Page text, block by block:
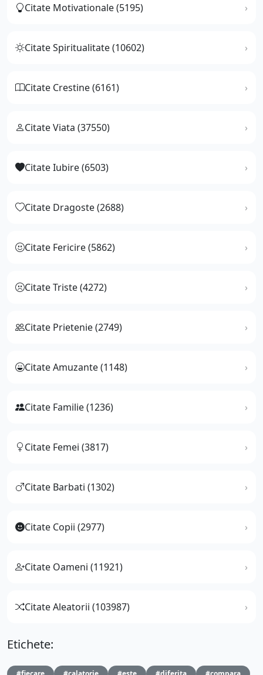
Citate Motivationale (5195)
Citate Spiritualitate (10602)
Citate Crestine (6161)
Citate Viata (37550)
Citate Iubire (6503)
Citate Dragoste (2688)
Citate Fericire (5862)
Citate Triste (4272)
Citate Prietenie (2749)
Citate Amuzante (1148)
Citate Familie (1236)
Citate Femei (3817)
Citate Barbati (1302)
Citate Copii (2977)
Citate Oameni (11921)
Citate Aleatorii (103987)
Etichete: